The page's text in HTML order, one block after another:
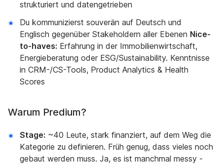
strukturiert und datengetrieben
Du kommunizierst souverän auf Deutsch und
Englisch gegenüber Stakeholdern aller Ebenen Nice-
to-haves: Erfahrung in der Immobilienwirtschaft,
Energieberatung oder ESG/Sustainability. Kenntnisse
in CRM-/CS-Tools, Product Analytics & Health
Scores
Warum Predium?
Stage: ~40 Leute, stark finanziert, auf dem Weg die
Kategorie zu definieren. Früh genug, dass vieles noch
gebaut werden muss. Ja, es ist manchmal messy -